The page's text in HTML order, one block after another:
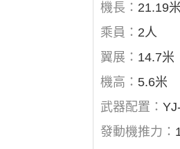
機長： 21.19米
乘員： 2人
翼展： 14.7米
機高： 5.6米
武器配置：
發動機推力：